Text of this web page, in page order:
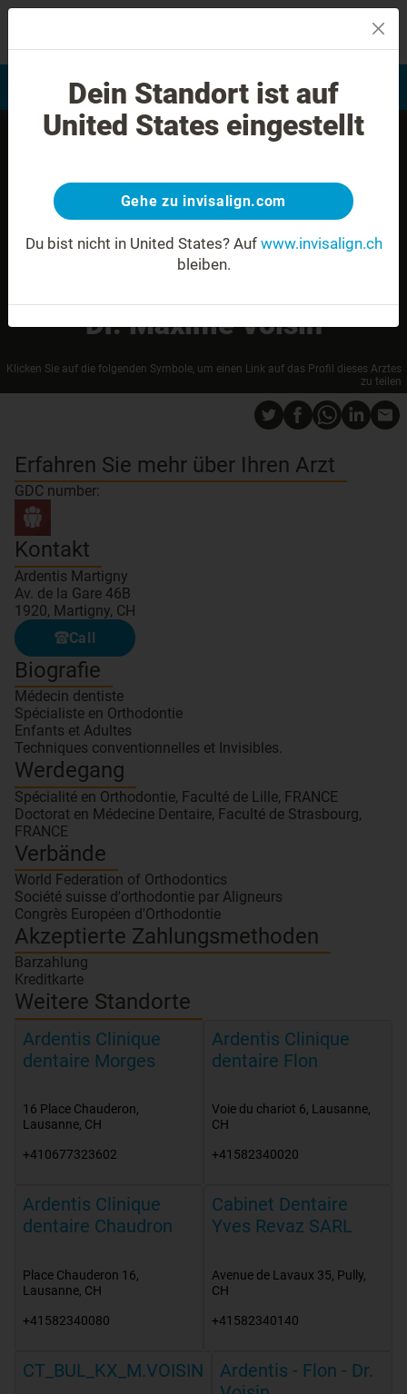
Bewertung Ihres Lächelns Invisalign Anwender finden
Dr. Maxime Voisin
Klicken Sie auf die folgenden Symbole, um einen Link auf das Profil dieses Arztes
zu teilen
Erfahren Sie mehr über Ihren Arzt
GDC number:
Kontakt
Ardentis Martigny
Av. de la Gare 46B
1920, Martigny, CH
Call
Biografie
Médecin dentiste
Spécialiste en Orthodontie
Enfants et Adultes
Techniques conventionnelles et Invisibles.
Werdegang
Spécialité en Orthodontie, Faculté de Lille, FRANCE
Doctorat en Médecine Dentaire, Faculté de Strasbourg,
FRANCE
Verbände
World Federation of Orthodontics
Société suisse d'orthodontie par Aligneurs
Congrès Européen d'Orthodontie
Akzeptierte Zahlungsmethoden
Barzahlung
Kreditkarte
Weitere Standorte
Ardentis Clinique
dentaire Morges
16 Place Chauderon,
Lausanne, CH
+410677323602
Ardentis Clinique
dentaire Flon
Voie du chariot 6, Lausanne,
CH
+41582340020
Ardentis Clinique
dentaire Chaudron
Place Chauderon 16,
Lausanne, CH
+41582340080
Cabinet Dentaire
Yves Revaz SARL
Avenue de Lavaux 35, Pully,
CH
+41582340140
CT_BUL_KX_M.VOISIN
Ardentis - Flon - Dr.
Dein Standort ist auf
United States eingestellt
Gehe zu invisalign.com
Du bist nicht in United States? Auf www.invisalign.ch
bleiben.